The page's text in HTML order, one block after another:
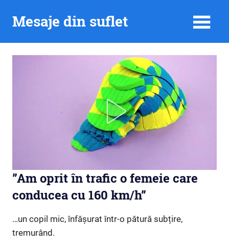
Mesaje din suflet
”Am oprit în trafic o femeie care
conducea cu 160 km/h”
…un copil mic, înfășurat într-o pătură subțire,
tremurând.